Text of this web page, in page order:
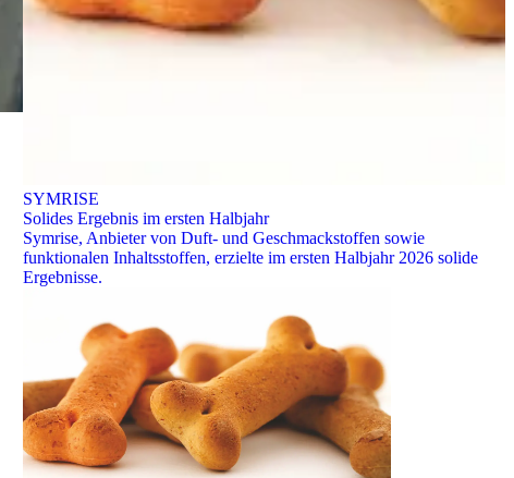
SYMRISE
Solides Ergebnis im ersten Halbjahr
Symrise, Anbieter von Duft- und Geschmackstoffen sowie
funktionalen Inhaltsstoffen, erzielte im ersten Halbjahr 2026 solide
Ergebnisse.